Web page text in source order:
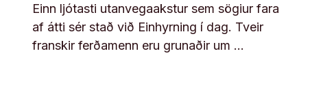
Einn ljótasti utanvegaakstur sem sögiur fara
af átti sér stað við Einhyrning í dag. Tveir
franskir ferðamenn eru grunaðir um …